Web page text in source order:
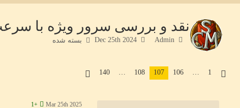
نقد و بررسی سرور ویژه با سرعت ۲ برابر | آغاز ۶ دی ماه
Admin
Dec 25th 2024 بسته شده
1
106
107
108
140
Mar 25th 2025
+1